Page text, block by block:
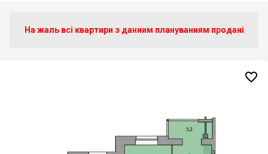
На жаль всі квартири з данним плануванням продані
